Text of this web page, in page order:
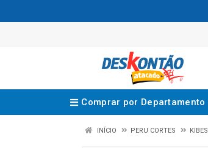
Comprar por Departamento
INÍCIO PERU CORTES KIBES